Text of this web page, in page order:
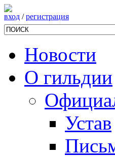
вход /регистрация
Новости
О гильдии
Устав